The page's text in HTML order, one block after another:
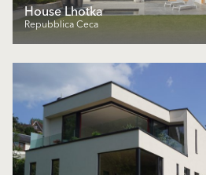
House Lhotka
Repubblica Ceca